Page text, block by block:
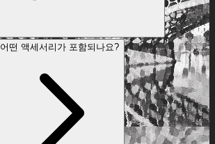
어떤 액세서리가 포함되나요?